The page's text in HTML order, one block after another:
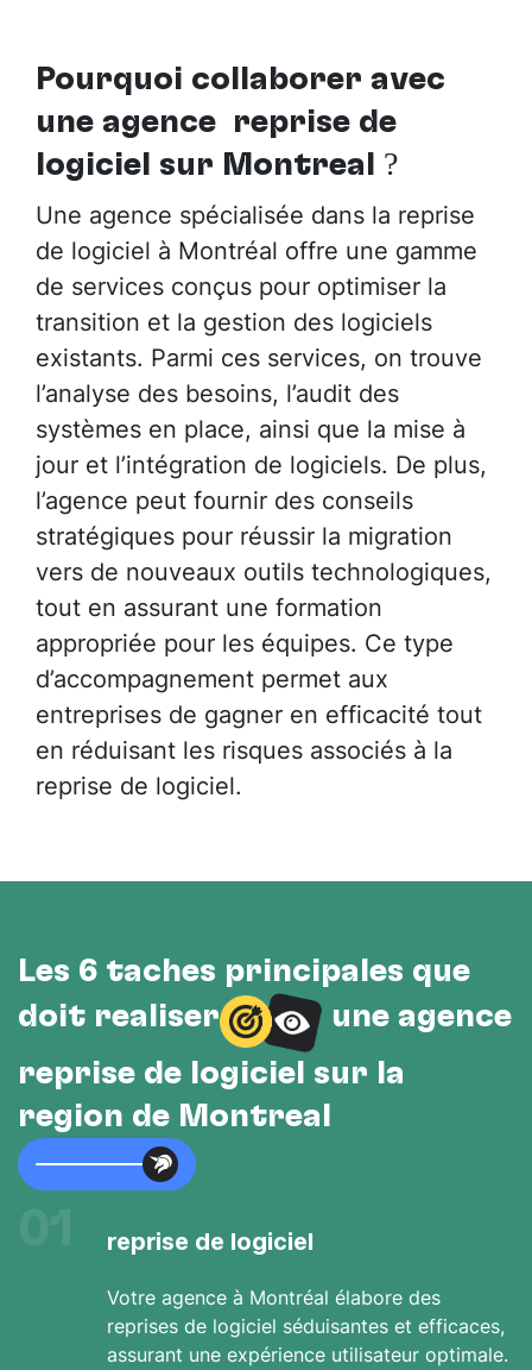
Pourquoi collaborer avec
une agence reprise de
logiciel sur Montréal
?
Une agence spécialisée dans la reprise
de logiciel à Montréal offre une gamme
de services conçus pour optimiser la
transition et la gestion des logiciels
existants. Parmi ces services, on trouve
l’analyse des besoins, l’audit des
systèmes en place, ainsi que la mise à
jour et l’intégration de logiciels. De plus,
l’agence peut fournir des conseils
stratégiques pour réussir la migration
vers de nouveaux outils technologiques,
tout en assurant une formation
appropriée pour les équipes. Ce type
d’accompagnement permet aux
entreprises de gagner en efficacité tout
en réduisant les risques associés à la
reprise de logiciel.
Les 6 tâches principales que
doit réaliser
une agence
reprise de logiciel sur la
région de Montréal
reprise de logiciel
Votre agence à Montréal élabore des
reprises de logiciel séduisantes et efficaces,
assurant une expérience utilisateur optimale.